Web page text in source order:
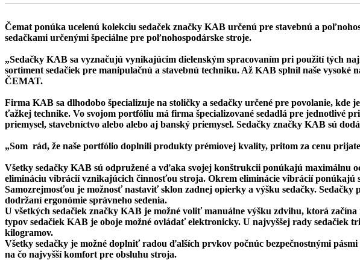
Čemat ponúka ucelenú kolekciu sedaček značky KAB určenú pre stavebnú a
sedačkami určenými špeciálne pre poľnohospodárske stroje.
„Sedačky KAB sa vyznačujú vynikajúcim dielenským spracovaním pri použití tých
sortiment sedačiek pre manipulačnú a stavebnú techniku. Až KAB splnil naše
ČEMAT.
Firma KAB sa dlhodobo špecializuje na stoličky a sedačky určené pre povolanie, kde
ťažkej technike. Vo svojom portfóliu má firma špecializované sedadlá pre jednotlivé
priemysel, stavebníctvo alebo alebo aj banský priemysel. Sedačky značky KAB sú
„Som rád, že naše portfólio doplnili produkty prémiovej kvality, pritom za cenu
Všetky sedačky KAB sú odpružené a vďaka svojej konštrukcii ponúkajú
elimináciu vibrácií vznikajúcich činnosťou stroja. Okrem eliminácie vibrácií
Samozrejmosťou je možnosť nastaviť sklon zadnej opierky a výšku sedačky.
dodržaní ergonómie správneho sedenia.
U všetkých sedačiek značky KAB je možné voliť manuálne výšku zdvihu, ktorá
typov sedačiek KAB je oboje možné ovládať elektronicky. U najvyššej rady sedačiek
kilogramov.
Všetky sedačky je možné doplniť radou ďalších prvkov počnúc bezpečnostnými
na čo najvyšší komfort pre obsluhu stroja.